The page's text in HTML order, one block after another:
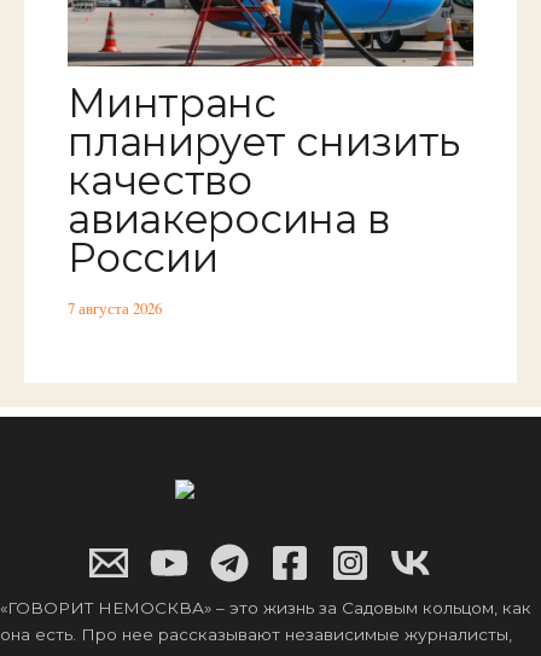
Минтранс
планирует снизить
качество
авиакеросина в
России
7 августа 2026
«ГОВОРИТ НЕМОСКВА» – это жизнь за Садовым кольцом, как
она есть. Про нее рассказывают независимые журналисты,